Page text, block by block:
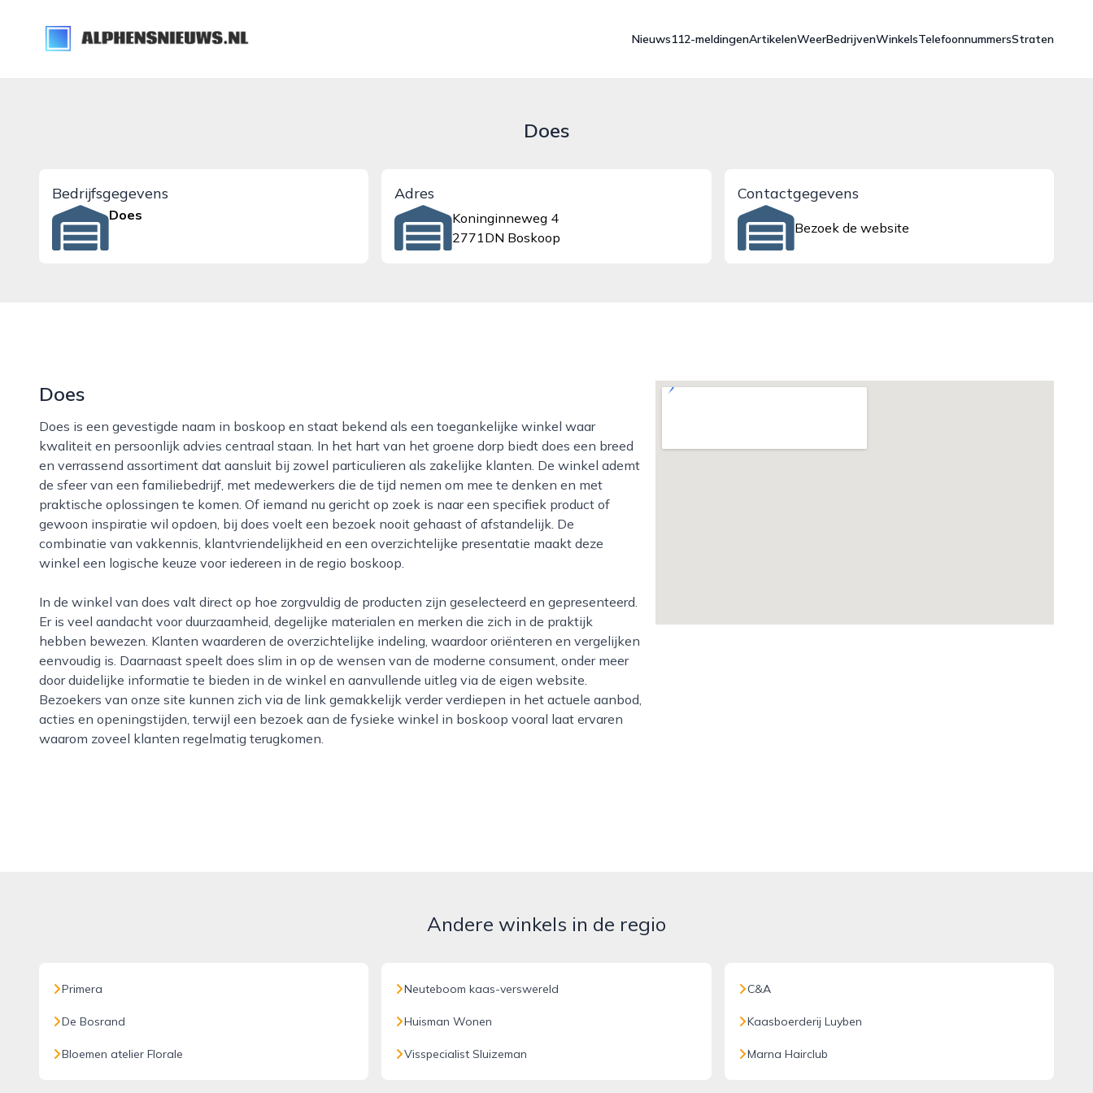
alphensnieuws.nl
Nieuws112-meldingenArtikelenWeerBedrijvenWinkelsTelefoonnummersStraten
Does
Bedrijfsgegevens
Does
Adres
Koninginneweg 4
2771DN Boskoop
Contactgegevens
Bezoek de website
Does
Does is een gevestigde naam in boskoop en staat bekend als een toegankelijke winkel waar
kwaliteit en persoonlijk advies centraal staan. In het hart van het groene dorp biedt does een breed
en verrassend assortiment dat aansluit bij zowel particulieren als zakelijke klanten. De winkel ademt
de sfeer van een familiebedrijf, met medewerkers die de tijd nemen om mee te denken en met
praktische oplossingen te komen. Of iemand nu gericht op zoek is naar een specifiek product of
gewoon inspiratie wil opdoen, bij does voelt een bezoek nooit gehaast of afstandelijk. De
combinatie van vakkennis, klantvriendelijkheid en een overzichtelijke presentatie maakt deze
winkel een logische keuze voor iedereen in de regio boskoop.
In de winkel van does valt direct op hoe zorgvuldig de producten zijn geselecteerd en gepresenteerd.
Er is veel aandacht voor duurzaamheid, degelijke materialen en merken die zich in de praktijk
hebben bewezen. Klanten waarderen de overzichtelijke indeling, waardoor oriënteren en vergelijken
eenvoudig is. Daarnaast speelt does slim in op de wensen van de moderne consument, onder meer
door duidelijke informatie te bieden in de winkel en aanvullende uitleg via de eigen website.
Bezoekers van onze site kunnen zich via de link gemakkelijk verder verdiepen in het actuele aanbod,
acties en openingstijden, terwijl een bezoek aan de fysieke winkel in boskoop vooral laat ervaren
waarom zoveel klanten regelmatig terugkomen.
Andere winkels in de regio
Primera
De Bosrand
Bloemen atelier Florale
Neuteboom kaas-verswereld
Huisman Wonen
Visspecialist Sluizeman
C&A
Kaasboerderij Luyben
Marna Hairclub